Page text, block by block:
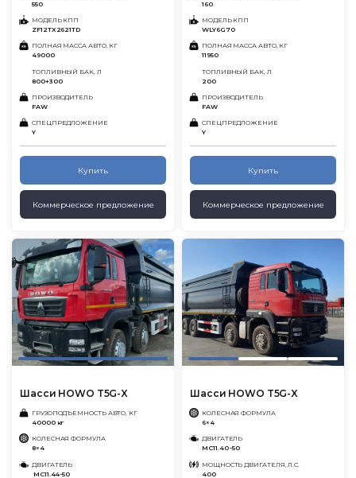
550
МОДЕЛЬ КПП
ZF12TX2621TD
ПОЛНАЯ МАССА АВТО, КГ
49000
ТОПЛИВНЫЙ БАК, Л
800+300
ПРОИЗВОДИТЕЛЬ
FAW
СПЕЦПРЕДЛОЖЕНИЕ
Y
Купить
Коммерческое предложение
160
МОДЕЛЬ КПП
WLY6G70
ПОЛНАЯ МАССА АВТО, КГ
11950
ТОПЛИВНЫЙ БАК, Л
200
ПРОИЗВОДИТЕЛЬ
FAW
СПЕЦПРЕДЛОЖЕНИЕ
Y
Купить
Коммерческое предложение
Шасси HOWO T5G-X
ГРУЗОПОДЪЕМНОСТЬ АВТО, КГ
40000 кг
КОЛЕСНАЯ ФОРМУЛА
8×4
ДВИГАТЕЛЬ
MC11.44-50
Шасси HOWO T5G-X
КОЛЕСНАЯ ФОРМУЛА
6×4
ДВИГАТЕЛЬ
MC11.40 -50
МОЩНОСТЬ ДВИГАТЕЛЯ, Л.С.
400